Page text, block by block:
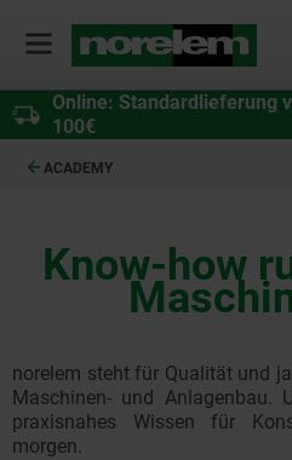
Online: Standardlieferung
100€
ACADEMY
Know-how
norelem steht für Qualität und
Maschinen- und Anlagenbau.
praxisnahes Wissen für
morgen.